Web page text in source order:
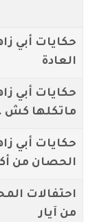
حكايات أبي
العادة
حكايات أبي
ماتكلها كش
حكايات أبي
الحصان من
احتفالات
من آيار